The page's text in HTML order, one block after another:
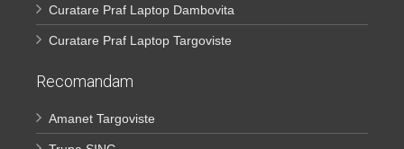
Curatare Praf Laptop Dambovita
Curatare Praf Laptop Targoviste
Recomandam
Amanet Targoviste